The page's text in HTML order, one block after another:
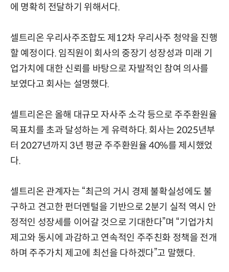
에 명확히 전달하기 위해서다.
셀트리온 우리사주조합도 제12차 우리사주 청약을 진행
할 예정이다. 임직원이 회사의 중장기 성장성과 미래 기
업가치에 대한 신뢰를 바탕으로 자발적인 참여 의사를
보였다고 회사는 설명했다.
셀트리온은 올해 대규모 자사주 소각 등으로 주주환원율
목표치를 초과 달성하는 게 유력하다. 회사는 2025년부
터 2027년까지 3년 평균 주주환원율 40%를 제시했었
다.
셀트리온 관계자는 “최근의 거시 경제 불확실성에도 불
구하고 견고한 펀더멘털을 기반으로 2분기 실적 역시 안
정적인 성장세를 이어갈 것으로 기대한다”며 “기업가치
제고와 동시에 과감하고 연속적인 주주친화 정책을 전개
하며 주주가치 제고에 최선을 다하겠다”고 말했다.